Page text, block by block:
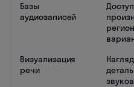
Базы
аудиозаписей
Визуализация
речи
звуков